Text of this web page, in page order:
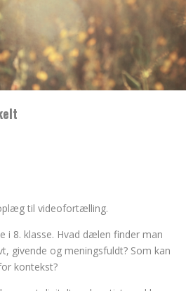
til videofortælling.
i 8. klasse. Hvad dælen finder man
givende og meningsfuldt? Som kan
kontekst?